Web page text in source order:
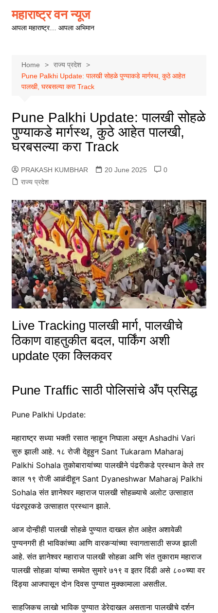
content
महाराष्ट्र वन न्यूज
आपला महाराष्ट्र… आपला अभिमान
Home
राज्य प्रदेश
Pune Palkhi Update: पालखी सोहळे पुण्याकडे मार्गस्थ, कुठे आहेत
पालखी, घरबसल्या करा Track
Pune Palkhi Update: पालखी सोहळे
पुण्याकडे मार्गस्थ, कुठे आहेत पालखी,
घरबसल्या करा Track
PRAKASH KUMBHAR 20 June 2025
0
राज्य प्रदेश
Live Tracking पालखी मार्ग, पालखीचे
ठिकाण वाहतुकीत बदल, पार्किंग अशी
update एका क्लिकवर
Pune Traffic साठी पोलिसांचे अँप प्रसिद्ध
Pune Palkhi Update:
महाराष्ट्र सध्या भक्ती रसात न्हाहून निघाला असून Ashadhi Vari
सुरु झाली आहे. १८ रोजी देहूहुन Sant Tukaram Maharaj
Palkhi Sohala तुकोबारायांच्या पालखीने पंढरीकडे प्रस्थान केले तर
काल १९ रोजी आळंदीहून Sant Dyaneshwar Maharaj Palkhi
Sohala संत ज्ञानेश्वर महाराज पालखी सोहळ्याचे अलोट उत्साहात
पंढरपूरकडे उत्साहात प्रस्थान झाले.
आज दोन्हीही पालखी सोहळे पुण्यात दाखल होत आहेत अशावेळी
पुण्यनगरी ही भाविकांच्या आणि वारकऱ्यांच्या स्वागतासाठी सज्ज झाली
आहे. संत ज्ञानेश्वर महाराज पालखी सोहळा आणि संत तुकाराम महाराज
पालखी सोहळा यांच्या समवेत सुमारे ७१९ व इतर दिंडी असे ८००च्या वर
दिंड्या आजपासून दोन दिवस पुण्यात मुक्कामाला असतील.
साहजिकच लाखो भाविक पुण्यात डेरेदाखल असताना पालखीचे दर्शन